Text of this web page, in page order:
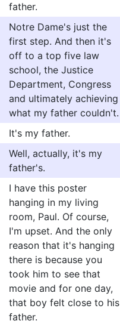
father.
Notre Dame's just the
first step. And then it's
off to a top five law
school, the Justice
Department, Congress
and ultimately achieving
what my father couldn't.
It's my father.
Well, actually, it's my
father's.
I have this poster
hanging in my living
room, Paul. Of course,
I'm upset. And the only
reason that it's hanging
there is because you
took him to see that
movie and for one day,
that boy felt close to his
father.